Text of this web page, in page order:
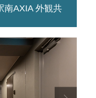
南AXIA 外観共